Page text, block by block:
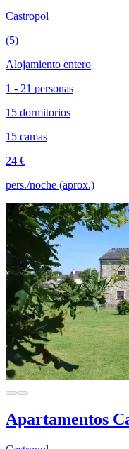
Castropol
(5)
Alojamiento entero
1 - 21 personas
15 dormitorios
15 camas
24 €
pers./noche (aprox.)
Apartamentos